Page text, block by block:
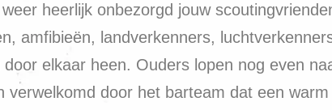
heerlijk onbezorgd jouw
amfibieën, landverkenners,
elkaar heen. Ouders lopen nog even
door het barteam dat een